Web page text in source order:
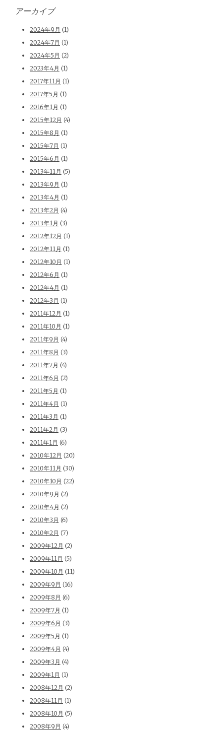
アーカイブ
2024年9月 (1)
2024年7月 (1)
2024年5月 (2)
2023年4月 (1)
2017年11月 (1)
2017年5月 (1)
2016年1月 (1)
2015年12月 (4)
2015年8月 (1)
2015年7月 (1)
2015年6月 (1)
2013年11月 (5)
2013年9月 (1)
2013年4月 (1)
2013年2月 (4)
2013年1月 (3)
2012年12月 (1)
2012年11月 (1)
2012年10月 (1)
2012年6月 (1)
2012年4月 (1)
2012年3月 (1)
2011年12月 (1)
2011年10月 (1)
2011年9月 (4)
2011年8月 (3)
2011年7月 (4)
2011年6月 (2)
2011年5月 (1)
2011年4月 (1)
2011年3月 (1)
2011年2月 (3)
2011年1月 (6)
2010年12月 (20)
2010年11月 (30)
2010年10月 (22)
2010年9月 (2)
2010年4月 (2)
2010年3月 (6)
2010年2月 (7)
2009年12月 (2)
2009年11月 (5)
2009年10月 (11)
2009年9月 (16)
2009年8月 (6)
2009年7月 (1)
2009年6月 (3)
2009年5月 (1)
2009年4月 (4)
2009年3月 (4)
2009年1月 (1)
2008年12月 (2)
2008年11月 (1)
2008年10月 (5)
2008年9月 (4)